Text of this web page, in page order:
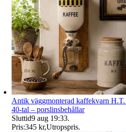
Antik väggmonterad kaffekvarn
40-tal – porslinsbehållar
Sluttid9 aug 19:33.
Pris:345 kr,Utropspris.